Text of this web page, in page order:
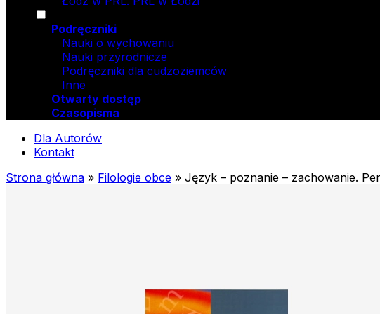
Podręczniki
Nauki o wychowaniu
Nauki przyrodnicze
Podręczniki dla cudzoziemców
Inne
Otwarty dostęp
Czasopisma
Dla Autorów
Kontakt
Strona główna » Filologie obce » Język – poznanie – zachowanie.